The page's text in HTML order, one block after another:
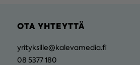
OTA YHTEYTTÄ
yrityksille@kalevamedia.fi
08 5377 180